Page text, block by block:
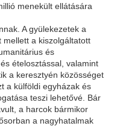
menekült ellátására
A gyülekezetek a
mellett a kiszolgáltatott
és
ételosztással, valamint
a keresztyén közösséget
a külföldi egyházak és
teszi lehetővé. Bár
a harcok bármikor
a nagyhatalmak